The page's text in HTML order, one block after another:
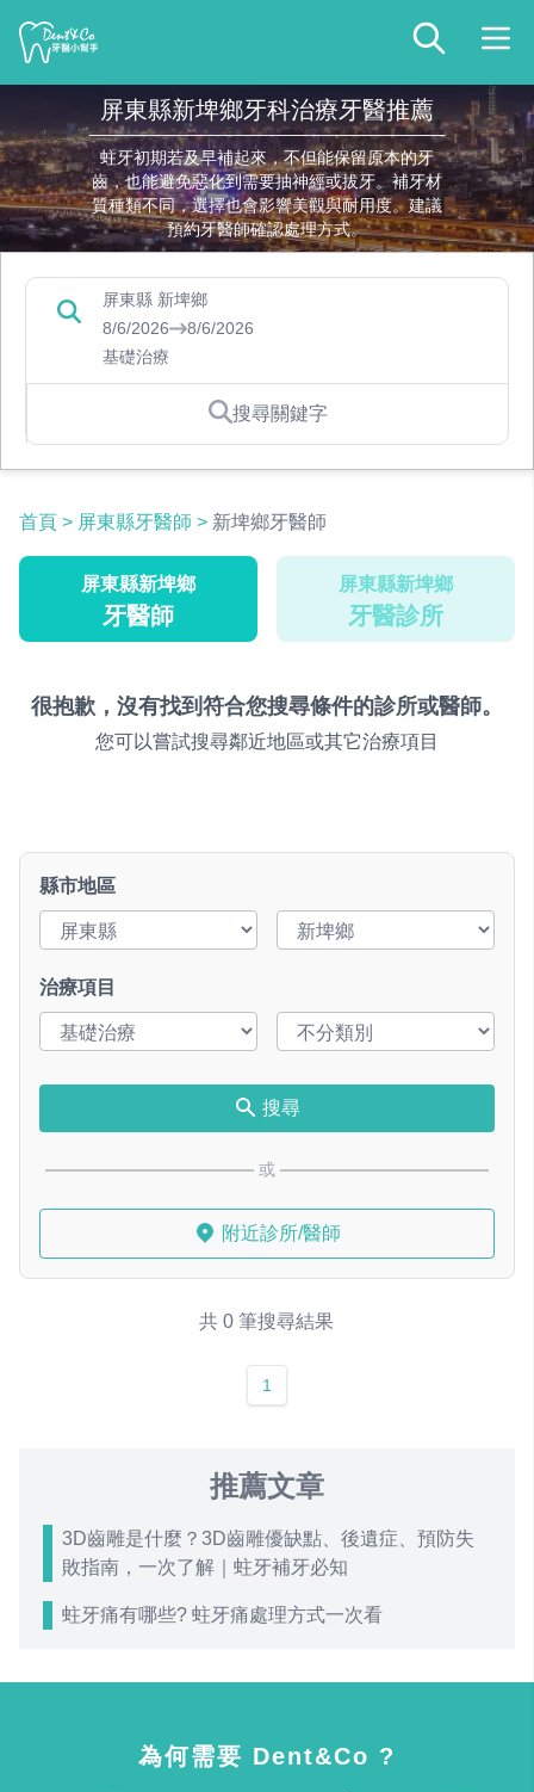
屏東縣新埤鄉牙科治療牙醫推薦
蛀牙初期若及早補起來，不但能保留原本的牙
齒，也能避免惡化到需要抽神經或拔牙。補牙材
質種類不同，選擇也會影響美觀與耐用度。建議
預約牙醫師確認處理方式。
屏東縣 新埤鄉
8/6/2026
8/6/2026
基礎治療
搜尋關鍵字
首頁 > 屏東縣牙醫師 > 新埤鄉牙醫師
屏東縣新埤鄉
牙醫師
屏東縣新埤鄉
牙醫診所
很抱歉，沒有找到符合您搜尋條件的診所或醫師。
您可以嘗試搜尋鄰近地區或其它治療項目
縣市地區
治療項目
搜尋
或
附近診所/醫師
共 0 筆搜尋結果
1
推薦文章
3D齒雕是什麼？3D齒雕優缺點、後遺症、預防失
敗指南，一次了解｜蛀牙補牙必知
蛀牙痛有哪些? 蛀牙痛處理方式一次看
為何需要 Dent&Co ?